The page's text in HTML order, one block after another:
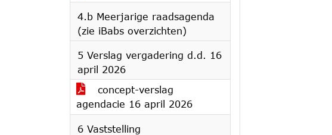
4.b Meerjarige raadsagenda
(zie iBabs overzichten)
5 Verslag vergadering d.d. 16
april 2026
concept-verslag
agendacie 16 april 2026
6 Vaststelling